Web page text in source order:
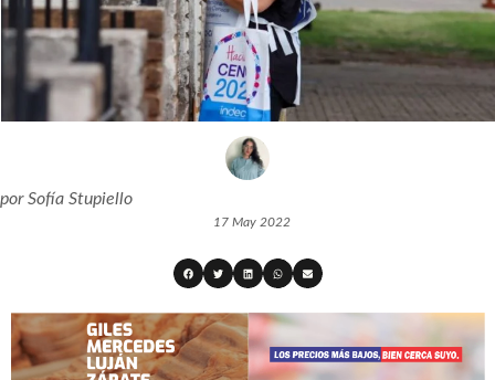
porSofía Stupiello
17 May 2022